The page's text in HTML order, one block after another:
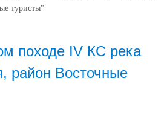
туристы"
походе IV КС река
район Восточные